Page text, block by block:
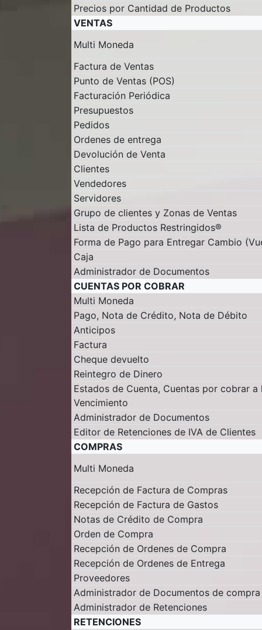
Precios por Cantidad de Productos
VENTAS
Multi Moneda
Factura de Ventas
Punto de Ventas (POS)
Facturación Periódica
Presupuestos
Pedidos
Ordenes de entrega
Devolución de Venta
Clientes
Vendedores
Servidores
Grupo de clientes y Zonas de Ventas
Lista de Productos Restringidos®
Forma de Pago para Entregar Cambio
Caja
Administrador de Documentos
CUENTAS POR COBRAR
Multi Moneda
Pago, Nota de Crédito, Nota de Débito
Anticipos
Factura
Cheque devuelto
Reintegro de Dinero
Estados de Cuenta, Cuentas por cobrar
Vencimiento
Administrador de Documentos
Editor de Retenciones de IVA de Clientes
COMPRAS
Multi Moneda
Recepción de Factura de Compras
Recepción de Factura de Gastos
Notas de Crédito de Compra
Orden de Compra
Recepción de Ordenes de Compra
Recepción de Ordenes de Entrega
Proveedores
Administrador de Documentos de compra
Administrador de Retenciones
RETENCIONES